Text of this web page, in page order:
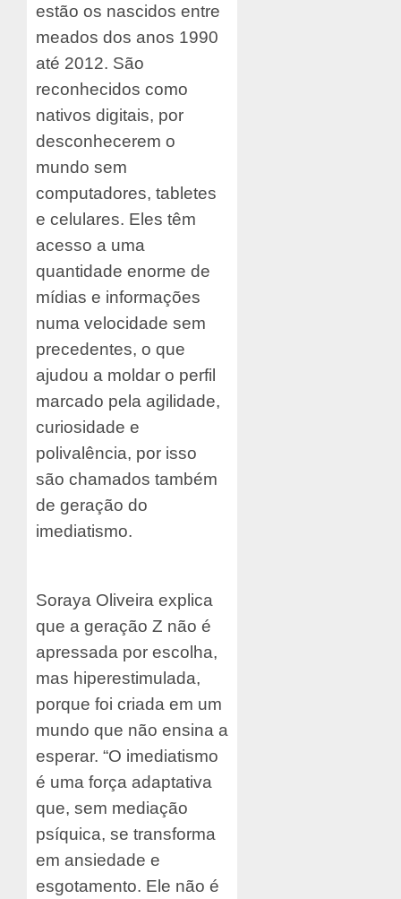
estão os nascidos entre
meados dos anos 1990
até 2012. São
reconhecidos como
nativos digitais, por
desconhecerem o
mundo sem
computadores, tabletes
e celulares. Eles têm
acesso a uma
quantidade enorme de
mídias e informações
numa velocidade sem
precedentes, o que
ajudou a moldar o perfil
marcado pela agilidade,
curiosidade e
polivalência, por isso
são chamados também
de geração do
imediatismo.
Soraya Oliveira explica
que a geração Z não é
apressada por escolha,
mas hiperestimulada,
porque foi criada em um
mundo que não ensina a
esperar. “O imediatismo
é uma força adaptativa
que, sem mediação
psíquica, se transforma
em ansiedade e
esgotamento. Ele não é